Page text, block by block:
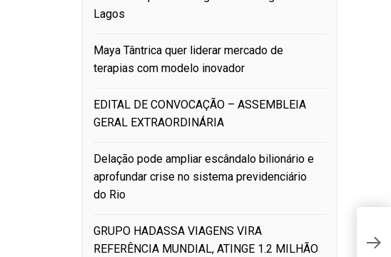
Lagos
Maya Tântrica quer liderar mercado de
terapias com modelo inovador
EDITAL DE CONVOCAÇÃO – ASSEMBLEIA
GERAL EXTRAORDINÁRIA
Delação pode ampliar escândalo bilionário e
aprofundar crise no sistema previdenciário
do Rio
GRUPO HADASSA VIAGENS VIRA
REFERÊNCIA MUNDIAL, ATINGE 1.2 MILHÃO